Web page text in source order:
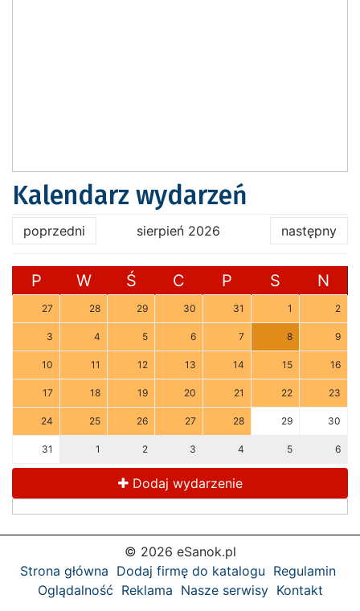
Kalendarz wydarzeń
poprzedni sierpień 2026 następny
P W Ś C P S N
27 28 29 30 31 1 2
3 4 5 6 7 8 9
10 11 12 13 14 15 16
17 18 19 20 21 22 23
24 25 26 27 28 29 30
31 1 2 3 4 5 6
Dodaj wydarzenie
© 2026 eSanok.pl
Strona główna Dodaj firmę do katalogu Regulamin
Oglądalność Reklama Nasze serwisy Kontakt